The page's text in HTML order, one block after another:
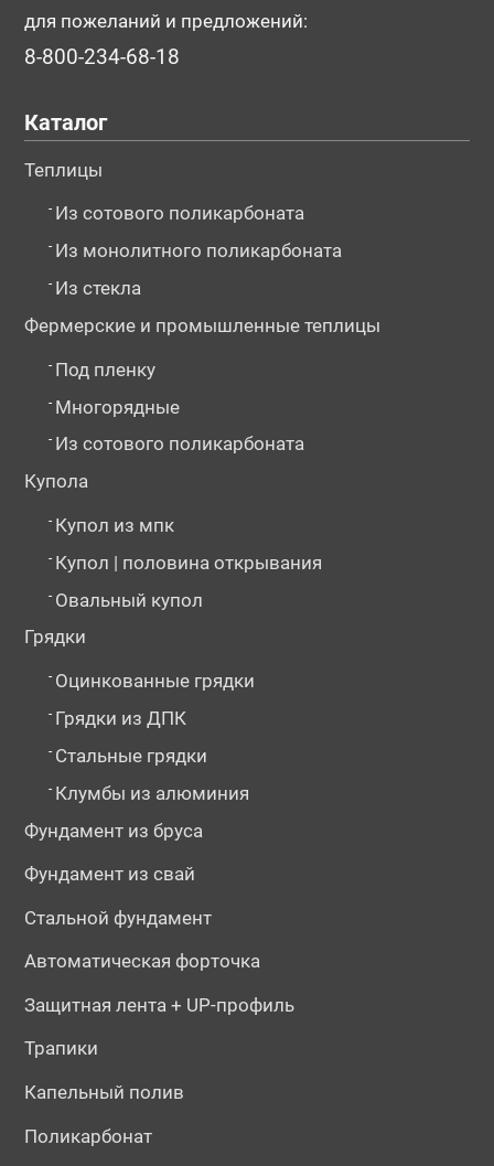
для пожеланий и предложений:
8-800-234-68-18
Каталог
Теплицы
- Из сотового поликарбоната
- Из монолитного поликарбоната
- Из стекла
Фермерские и промышленные теплицы
- Под пленку
- Многорядные
- Из сотового поликарбоната
Купола
- Купол из мпк
- Купол | половина открывания
- Овальный купол
Грядки
- Оцинкованные грядки
- Грядки из ДПК
- Стальные грядки
- Клумбы из алюминия
Фундамент из бруса
Фундамент из свай
Стальной фундамент
Автоматическая форточка
Защитная лента + UP-профиль
Трапики
Капельный полив
Поликарбонат